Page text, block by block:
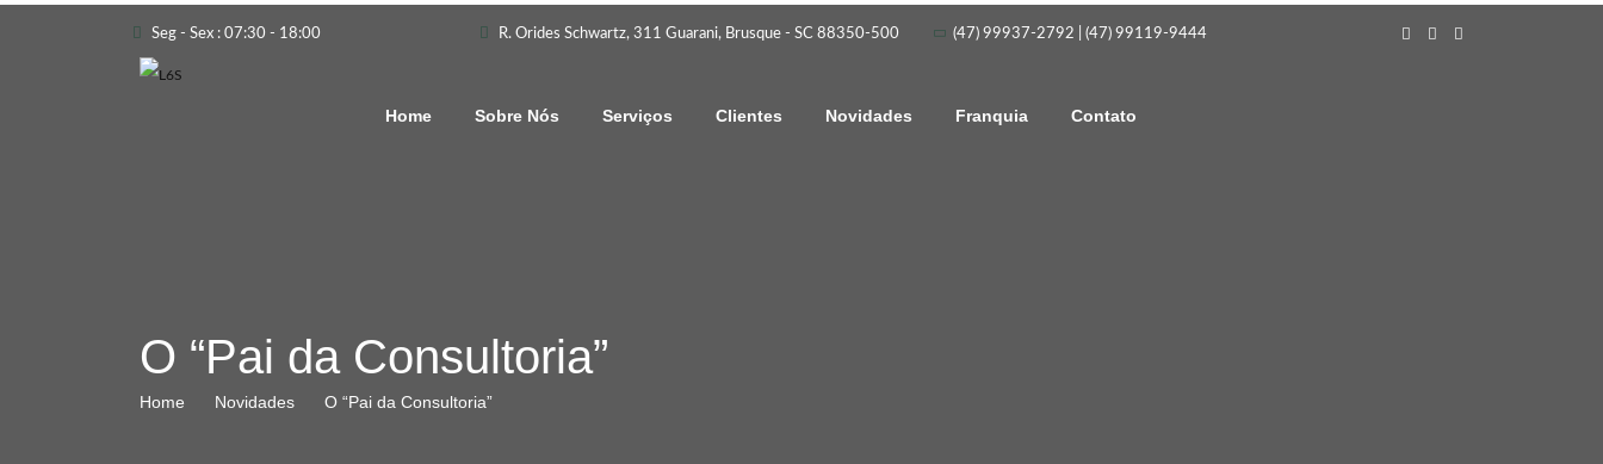
Seg - Sex : 07:30 - 18:00 R. Orides Schwartz, 311 Guarani, Brusque - SC 88350-500 (47) 99937-2792 | (47) 99119-9444
Home Sobre Nós Serviços Clientes Novidades Franquia Contato
O “Pai da Consultoria”
Home Novidades O “Pai da Consultoria”